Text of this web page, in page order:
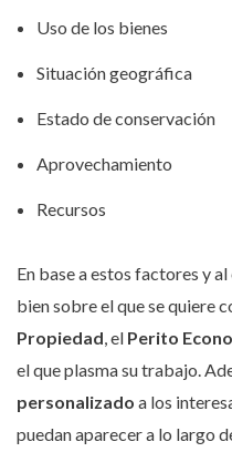
Uso de los bienes
Situación geográfica
Estado de conservación
Aprovechamiento
Recursos
En base a estos factores y
bien sobre el que se quiere
Propiedad , el Perito
el que plasma su trabajo.
personalizado a los
puedan aparecer a lo largo